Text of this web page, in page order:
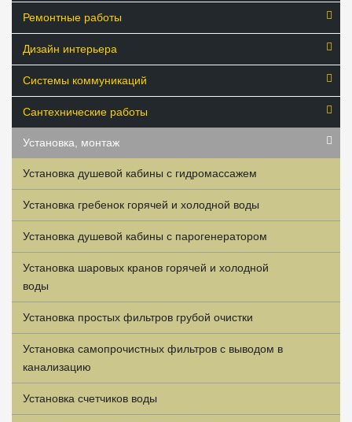
Ремонтные работы
Дизайн интерьера
Системы коммуникаций
Сантехнические работы
Установка, монтаж
Установка душевой кабины с гидромассажем
Установка гребенок горячей и холодной воды
Установка душевой кабины с парогенератором
Установка шаровых кранов горячей и холодной
воды
Установка простых фильтров грубой очистки
Установка самопрочистных фильтров с выводом в
канализацию
Установка счетчиков воды